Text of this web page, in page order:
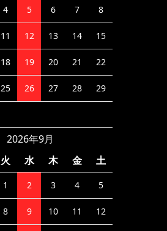
4 5 6 7 8
11 12 13 14 15
18 19 20 21 22
25 26 27 28 29
2026年9月
火 水 木 金 土
1 2 3 4 5
8 9 10 11 12